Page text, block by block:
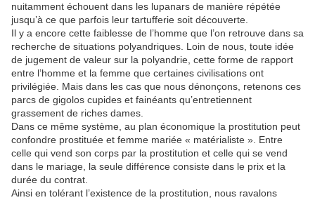
nuitamment échouent dans les lupanars de manière répétée
jusqu’à ce que parfois leur tartufferie soit découverte.
Il y a encore cette faiblesse de l’homme que l’on retrouve dans sa
recherche de situations polyandriques. Loin de nous, toute idée
de jugement de valeur sur la polyandrie, cette forme de rapport
entre l’homme et la femme que certaines civilisations ont
privilégiée. Mais dans les cas que nous dénonçons, retenons ces
parcs de gigolos cupides et fainéants qu’entretiennent
grassement de riches dames.
Dans ce même système, au plan économique la prostitution peut
confondre prostituée et femme mariée « matérialiste ». Entre
celle qui vend son corps par la prostitution et celle qui se vend
dans le mariage, la seule différence consiste dans le prix et la
durée du contrat.
Ainsi en tolérant l’existence de la prostitution, nous ravalons